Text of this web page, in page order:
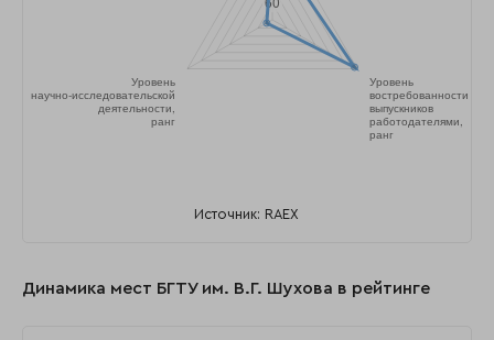
Источник: RAEX
Динамика мест БГТУ им. В.Г. Шухова в рейтинге